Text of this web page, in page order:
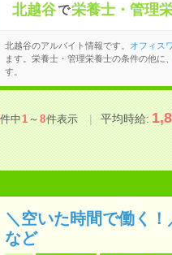
北越谷で栄養士・管理
北越谷のアルバイト情報です。 オフィス
ます。栄養士・管理栄養士の条件の他に、
す。
件中1～8件表示 平均時給:
＼空いた時間で働く
など